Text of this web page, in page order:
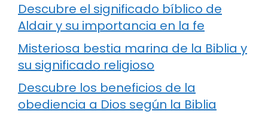
Descubre el significado bíblico de
Aldair y su importancia en la fe
Misteriosa bestia marina de la Biblia y
su significado religioso
Descubre los beneficios de la
obediencia a Dios según la Biblia